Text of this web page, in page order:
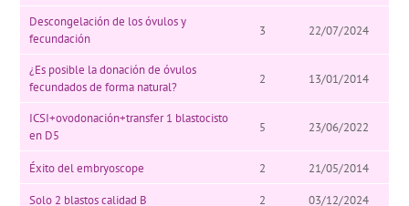
Descongelación de los óvulos y
fecundación
3 22/07/2024
¿Es posible la donación de óvulos
fecundados de forma natural?
2 13/01/2014
ICSI+ovodonación+transfer 1 blastocisto
en D5
5 23/06/2022
Éxito del embryoscope 2 21/05/2014
Solo 2 blastos calidad B 2 03/12/2024